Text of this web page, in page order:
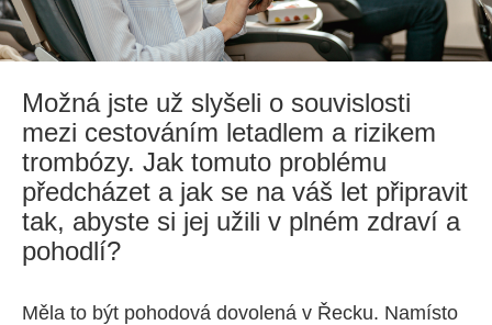
Možná jste už slyšeli o souvislosti
mezi cestováním letadlem a rizikem
trombózy. Jak tomuto problému
předcházet a jak se na váš let připravit
tak, abyste si jej užili v plném zdraví a
pohodlí?
Měla to být pohodová dovolená v Řecku. Namísto